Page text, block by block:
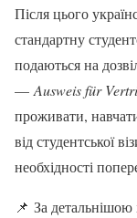
Після цього
стандартну
подаються на
—Ausweis für
проживати,
від студентської
необхідності
📌 За